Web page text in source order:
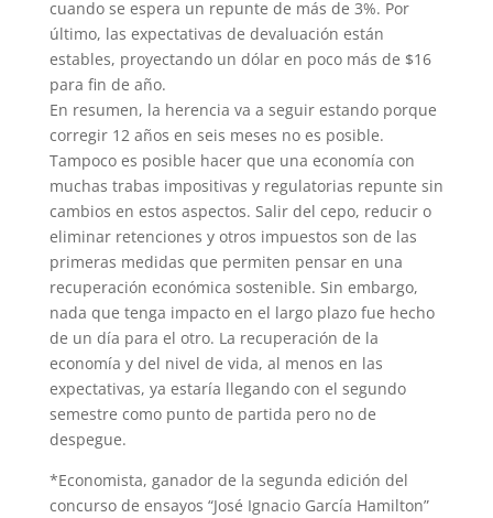
cuando se espera un repunte de más de 3%. Por
último, las expectativas de devaluación están
estables, proyectando un dólar en poco más de $16
para fin de año.
En resumen, la herencia va a seguir estando porque
corregir 12 años en seis meses no es posible.
Tampoco es posible hacer que una economía con
muchas trabas impositivas y regulatorias repunte sin
cambios en estos aspectos. Salir del cepo, reducir o
eliminar retenciones y otros impuestos son de las
primeras medidas que permiten pensar en una
recuperación económica sostenible. Sin embargo,
nada que tenga impacto en el largo plazo fue hecho
de un día para el otro. La recuperación de la
economía y del nivel de vida, al menos en las
expectativas, ya estaría llegando con el segundo
semestre como punto de partida pero no de
despegue.
*Economista, ganador de la segunda edición del
concurso de ensayos “José Ignacio García Hamilton”